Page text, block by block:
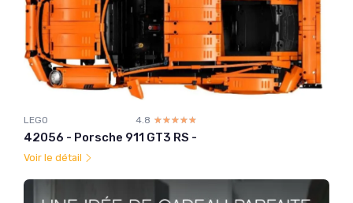
LEGO 4.8 ☆☆☆☆☆
★★★★★
42056 - Porsche 911 GT3 RS -
Voir le détail